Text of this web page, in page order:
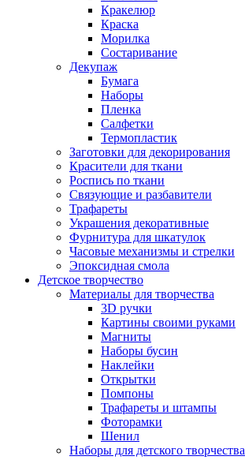
Кракелюр
Краска
Морилка
Состаривание
Декупаж
Бумага
Наборы
Пленка
Салфетки
Термопластик
Заготовки для декорирования
Красители для ткани
Роспись по ткани
Связующие и разбавители
Трафареты
Украшения декоративные
Фурнитура для шкатулок
Часовые механизмы и стрелки
Эпоксидная смола
Детское творчество
Материалы для творчества
3D ручки
Картины своими руками
Магниты
Наборы бусин
Наклейки
Открытки
Помпоны
Трафареты и штампы
Фоторамки
Шенил
Наборы для детского творчества